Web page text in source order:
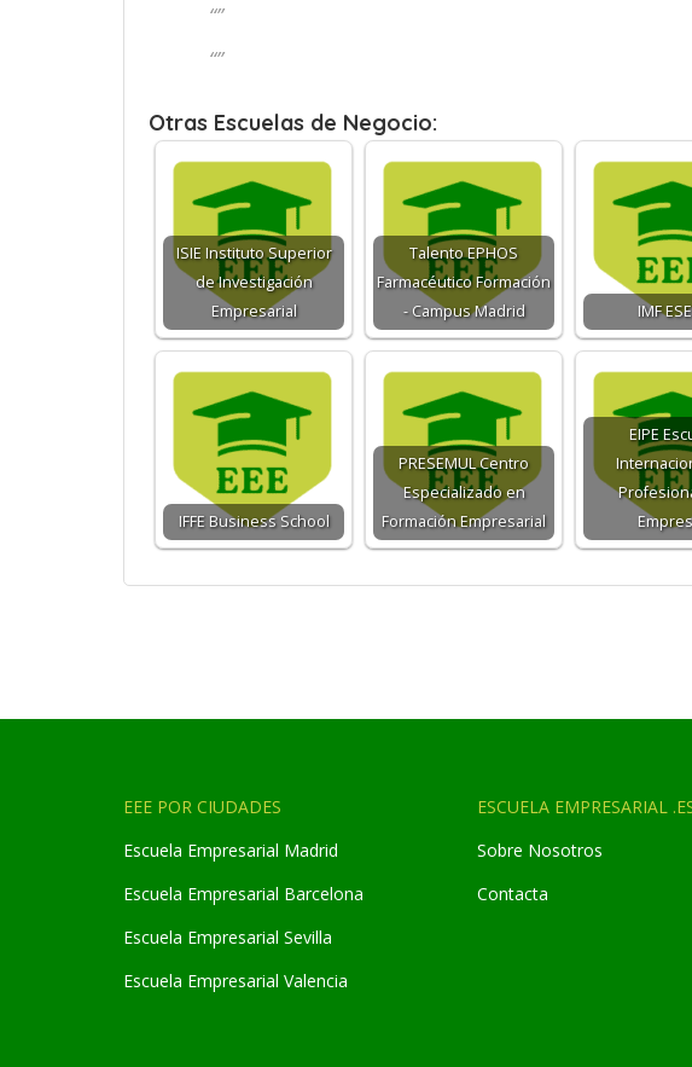
“”
“”
Otras Escuelas de Negocio:
ISIE Instituto Superior
de Investigación
Empresarial
Talento EPHOS
Farmacéutico Formación
- Campus Madrid
IMF
IFFE Business School
PRESEMUL Centro
Especializado en
Formación Empresarial
EIPE
EEE POR CIUDADES
Escuela Empresarial Madrid
Escuela Empresarial Barcelona
Escuela Empresarial Sevilla
Escuela Empresarial Valencia
ESCUELA EMPRESARIAL
Sobre Nosotros
Contacta